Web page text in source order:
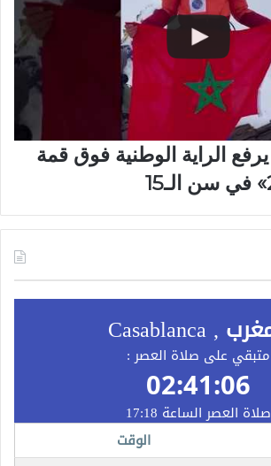
الراية الوطنية فوق قمة